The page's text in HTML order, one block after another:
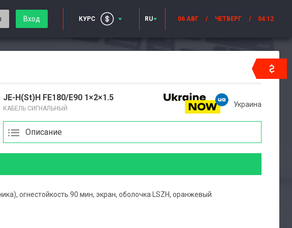
Вход КУРС RU 06 АВГ / ЧЕТВЕРГ / 04:12
JE-H(St)H FE180/E90 1×2×1.5
КАБЕЛЬ СИГНАЛЬНЫЙ Украина
Описание
огнестойкость 90 мин, экран, оболочка LSZH, оранжевый